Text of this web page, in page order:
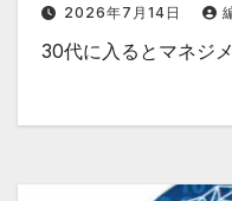
2026年7月14日
30代に入るとマネジ